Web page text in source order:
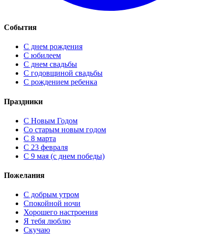
События
С днем рождения
С юбилеем
С днем свадьбы
С годовщиной свадьбы
С рождением ребенка
Праздники
C Новым Годом
Cо старым новым годом
С 8 марта
С 23 февраля
С 9 мая (с днем победы)
Пожелания
С добрым утром
Спокойной ночи
Хорошего настроения
Я тебя люблю
Скучаю